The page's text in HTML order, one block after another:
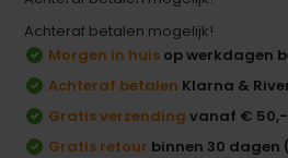
Achteraf betalen mogelijk!
Morgen in huis op werkdagen
Achteraf betalen Klarna &
Gratis verzending vanaf € 50,-
Gratis retour binnen 30 dagen